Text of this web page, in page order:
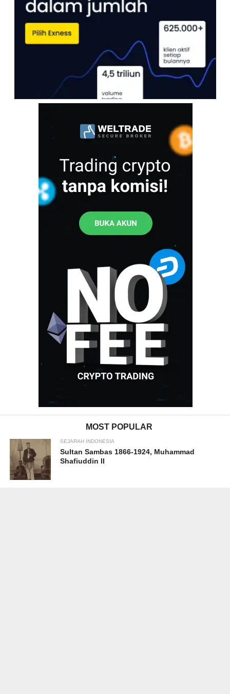
MOST POPULAR
SEJARAH INDONESIA
Sultan Sambas 1866-1924, Muhammad
Shafiuddin II